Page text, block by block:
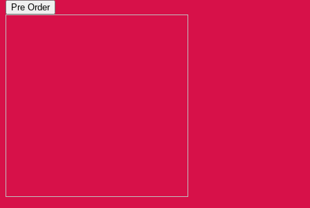
Pre Order